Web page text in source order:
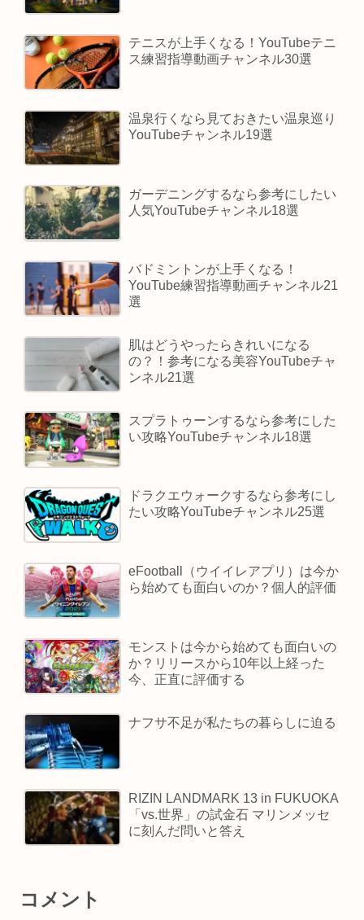
テニスが上手くなる！YouTubeテニ
ス練習指導動画チャンネル30選
温泉行くなら見ておきたい温泉巡り
YouTubeチャンネル19選
ガーデニングするなら参考にしたい
人気YouTubeチャンネル18選
バドミントンが上手くなる！
YouTube練習指導動画チャンネル21
選
肌はどうやったらきれいになる
の？！参考になる美容YouTubeチャ
ンネル21選
スプラトゥーンするなら参考にした
い攻略YouTubeチャンネル18選
ドラクエウォークするなら参考にし
たい攻略YouTubeチャンネル25選
eFootball（ウイイレアプリ）は今か
ら始めても面白いのか？個人的評価
モンストは今から始めても面白いの
か？リリースから10年以上経った
今、正直に評価する
ナフサ不足が私たちの暮らしに迫る
RIZIN LANDMARK 13 in FUKUOKA
「vs.世界」の試金石 マリンメッセ
に刻んだ問いと答え
コメント